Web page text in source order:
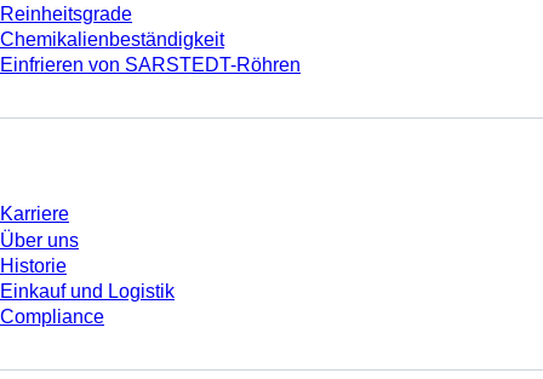
Reinheitsgrade
Chemikalienbeständigkeit
Einfrieren von SARSTEDT-Röhren
Karriere
Über uns
Historie
Einkauf und Logistik
Compliance